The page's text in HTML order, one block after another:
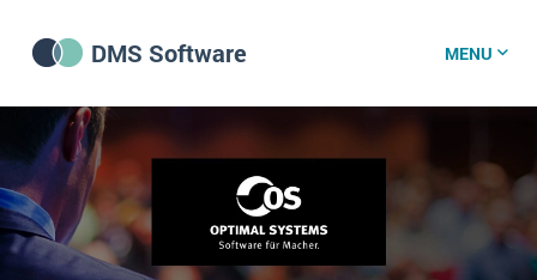
DMS Software
DMS Software
DMS Wissenszentrum
MENU